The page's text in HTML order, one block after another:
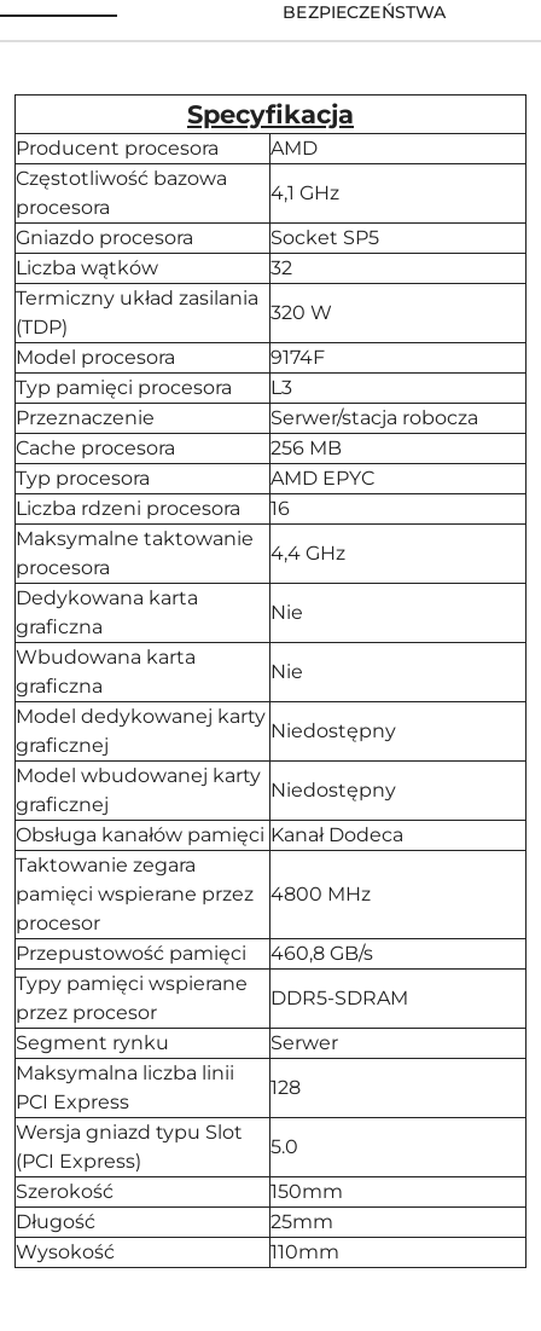
BEZPIECZEŃSTWA
Specyfikacja
Producent procesora
AMD
Częstotliwość bazowa
procesora
4,1 GHz
Gniazdo procesora
Socket SP5
Liczba wątków
32
Termiczny układ zasilania
(TDP)
320 W
Model procesora
9174F
Typ pamięci procesora
L3
Przeznaczenie
Serwer/stacja robocza
Cache procesora
256 MB
Typ procesora
AMD EPYC
Liczba rdzeni procesora
16
Maksymalne taktowanie
procesora
4,4 GHz
Dedykowana karta
graficzna
Nie
Wbudowana karta
graficzna
Nie
Model dedykowanej karty
graficznej
Niedostępny
Model wbudowanej karty
graficznej
Niedostępny
Obsługa kanałów pamięci Kanał Dodeca
Taktowanie zegara
pamięci wspierane przez
procesor
4800 MHz
Przepustowość pamięci
460,8 GB/s
Typy pamięci wspierane
przez procesor
DDR5-SDRAM
Segment rynku
Serwer
Maksymalna liczba linii
PCI Express
128
Wersja gniazd typu Slot
(PCI Express)
5.0
Szerokość
150mm
Długość
25mm
Wysokość
110mm